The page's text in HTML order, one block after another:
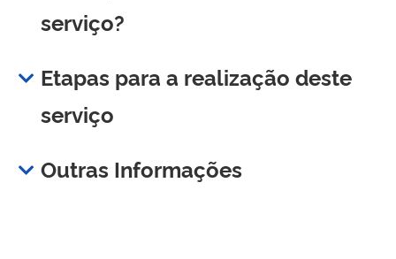
serviço?
Etapas para a realização deste
serviço
Outras Informações